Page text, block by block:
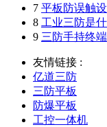
7 平板防误触
8 工业三防是
9 三防手持终
友情链接 :
亿道三防
三防平板
防爆平板
工控一体机